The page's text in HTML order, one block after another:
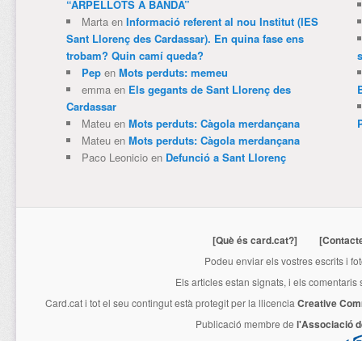
“ARPELLOTS A BANDA”
Martaen Informació referent al nou Institut (IES
Sant Llorenç des Cardassar). En quina fase ens
trobam? Quin camí queda?
Pepen Mots perduts: memeu
emmaen Els gegants de Sant Llorenç des
Cardassar
Mateuen Mots perduts: Càgola merdançana
Mateuen Mots perduts: Càgola merdançana
Paco Leonicioen Defunció a Sant Llorenç
[Què és card.cat?]
Podeu enviar els vostres escrits i
Els articles estan signats, i els
Card.cati tot el seu contingut està protegit per la llicencia Creative
Publicació membre de l'Associació